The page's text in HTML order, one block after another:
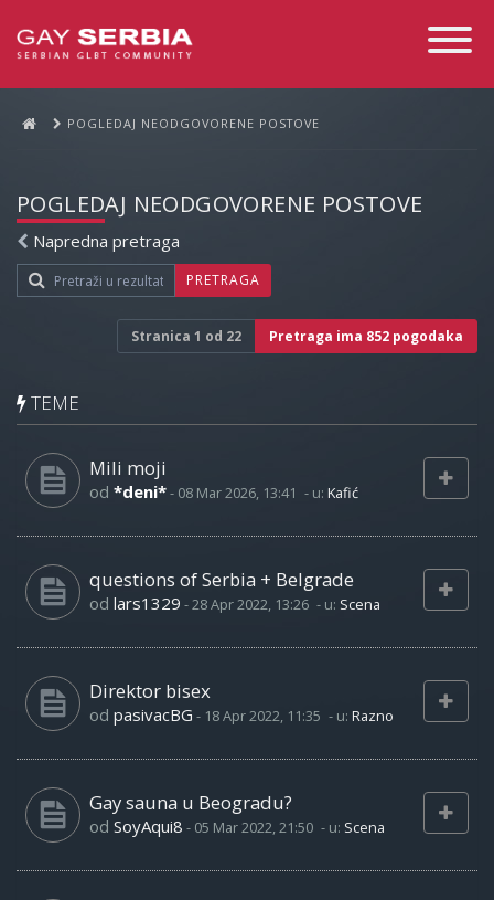
Toggle
POGLEDAJ NEODGOVORENE POSTOVE
POGLEDAJ NEODGOVORENE POSTOVE
Napredna pretraga
PRETRAGA
Stranica 1 od 22 Pretraga ima 852 pogodaka
TEME
Mili moji
od *deni*- 08 Mar 2026, 13:41 - u: Kafić
questions of Serbia + Belgrade
od lars1329 -28 Apr 2022, 13:26 - u: Scena
Direktor bisex
od pasivacBG - 18 Apr 2022, 11:35 - u: Razno
Gay sauna u Beogradu?
od SoyAqui8 - 05 Mar 2022, 21:50 - u: Scena